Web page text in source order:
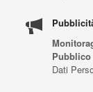
Dati